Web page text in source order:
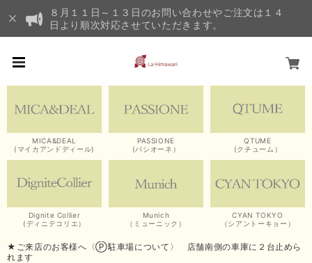
８月１１日～１３日のお問い合わせやご注文は１４
日より順次対応させていただきます。
MICA&DEAL
(マイカアンドディール)
PASSIONE
(パシオーネ）
QTUME
(クチューム）
Dignite Collier
(ディニテコリエ）
Munich
（ミューニック）
CYAN TOKYO
（シアントーキョー）
★ご来店のお客様へ〈Ⓟ駐車場について〉 店舗南側の車庫に２台止めら
れます